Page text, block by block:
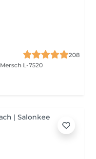
208
Mersch L-7520